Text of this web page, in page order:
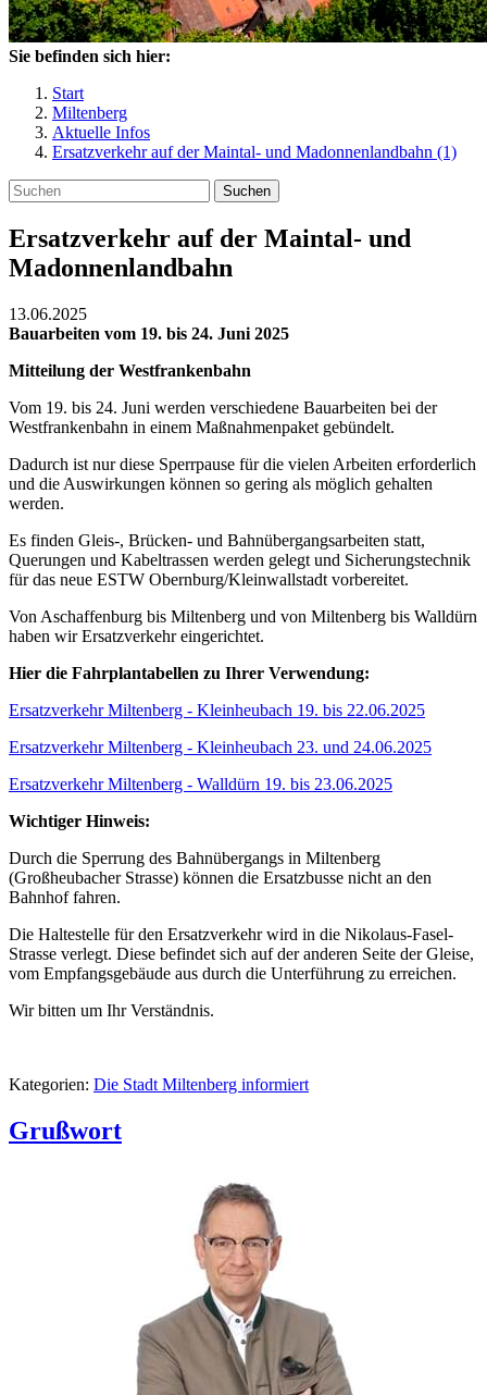
Sie befinden sich hier:
Start
Miltenberg
Aktuelle Infos
Ersatzverkehr auf der Maintal- und Madonnenlandbahn (1)
Suchen
Ersatzverkehr auf der Maintal- und
Madonnenlandbahn
13.06.2025
Bauarbeiten vom 19. bis 24. Juni 2025
Mitteilung der Westfrankenbahn
Vom 19. bis 24. Juni werden verschiedene Bauarbeiten bei der
Westfrankenbahn in einem Maßnahmenpaket gebündelt.
Dadurch ist nur diese Sperrpause für die vielen Arbeiten erforderlich
und die Auswirkungen können so gering als möglich gehalten
werden.
Es finden Gleis-, Brücken- und Bahnübergangsarbeiten statt,
Querungen und Kabeltrassen werden gelegt und Sicherungstechnik
für das neue ESTW Obernburg/Kleinwallstadt vorbereitet.
Von Aschaffenburg bis Miltenberg und von Miltenberg bis Walldürn
haben wir Ersatzverkehr eingerichtet.
Hier die Fahrplantabellen zu Ihrer Verwendung:
Ersatzverkehr Miltenberg - Kleinheubach 19. bis 22.06.2025
Ersatzverkehr Miltenberg - Kleinheubach 23. und 24.06.2025
Ersatzverkehr Miltenberg - Walldürn 19. bis 23.06.2025
Wichtiger Hinweis:
Durch die Sperrung des Bahnübergangs in Miltenberg
(Großheubacher Strasse) können die Ersatzbusse nicht an den
Bahnhof fahren.
Die Haltestelle für den Ersatzverkehr wird in die Nikolaus-Fasel-
Strasse verlegt. Diese befindet sich auf der anderen Seite der Gleise,
vom Empfangsgebäude aus durch die Unterführung zu erreichen.
Wir bitten um Ihr Verständnis.
Kategorien: Die Stadt Miltenberg informiert
Grußwort